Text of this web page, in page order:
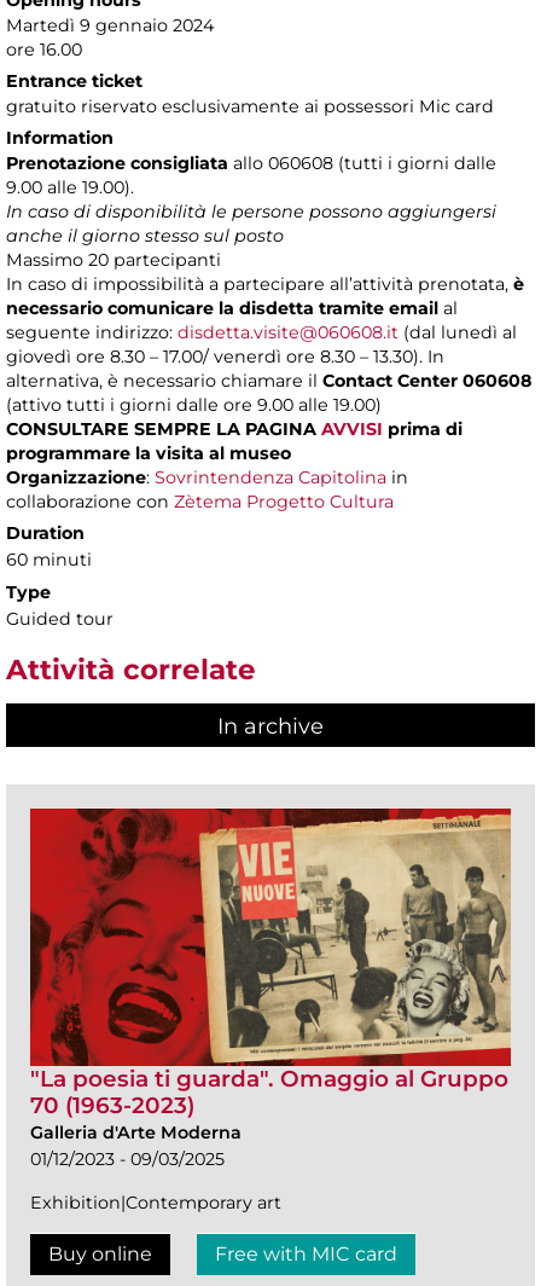
Martedì 9 gennaio 2024
ore 16.00
Entrance ticket
gratuito riservato esclusivamente ai possessori Mic card
Information
Prenotazione consigliata allo 060608 (tutti i giorni dalle
9.00 alle 19.00).
In caso di disponibilità le persone possono aggiungersi
anche il giorno stesso sul posto
Massimo 20 partecipanti
In caso di impossibilità a partecipare all’attività prenotata, è
necessario comunicare la disdetta tramite email al
seguente indirizzo: disdetta.visite@060608.it (dal lunedì al
giovedì ore 8.30 – 17.00/ venerdì ore 8.30 – 13.30). In
alternativa, è necessario chiamare il Contact Center 060608
(attivo tutti i giorni dalle ore 9.00 alle 19.00)
CONSULTARE SEMPRE LA PAGINA AVVISI prima di
programmare la visita al museo
Organizzazione: Sovrintendenza Capitolina in
collaborazione con Zètema Progetto Cultura
Duration
60 minuti
Type
Guided tour
Attività correlate
In archive
"La poesia ti guarda". Omaggio al Gruppo
70 (1963-2023)
Galleria d'Arte Moderna
01/12/2023 - 09/03/2025
Exhibition|Contemporary art
Buy online Free with MIC card